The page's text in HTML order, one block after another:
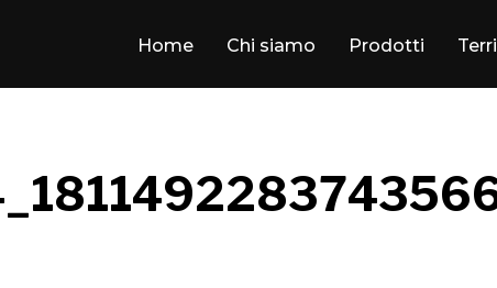
Home Chi siamo Prodotti